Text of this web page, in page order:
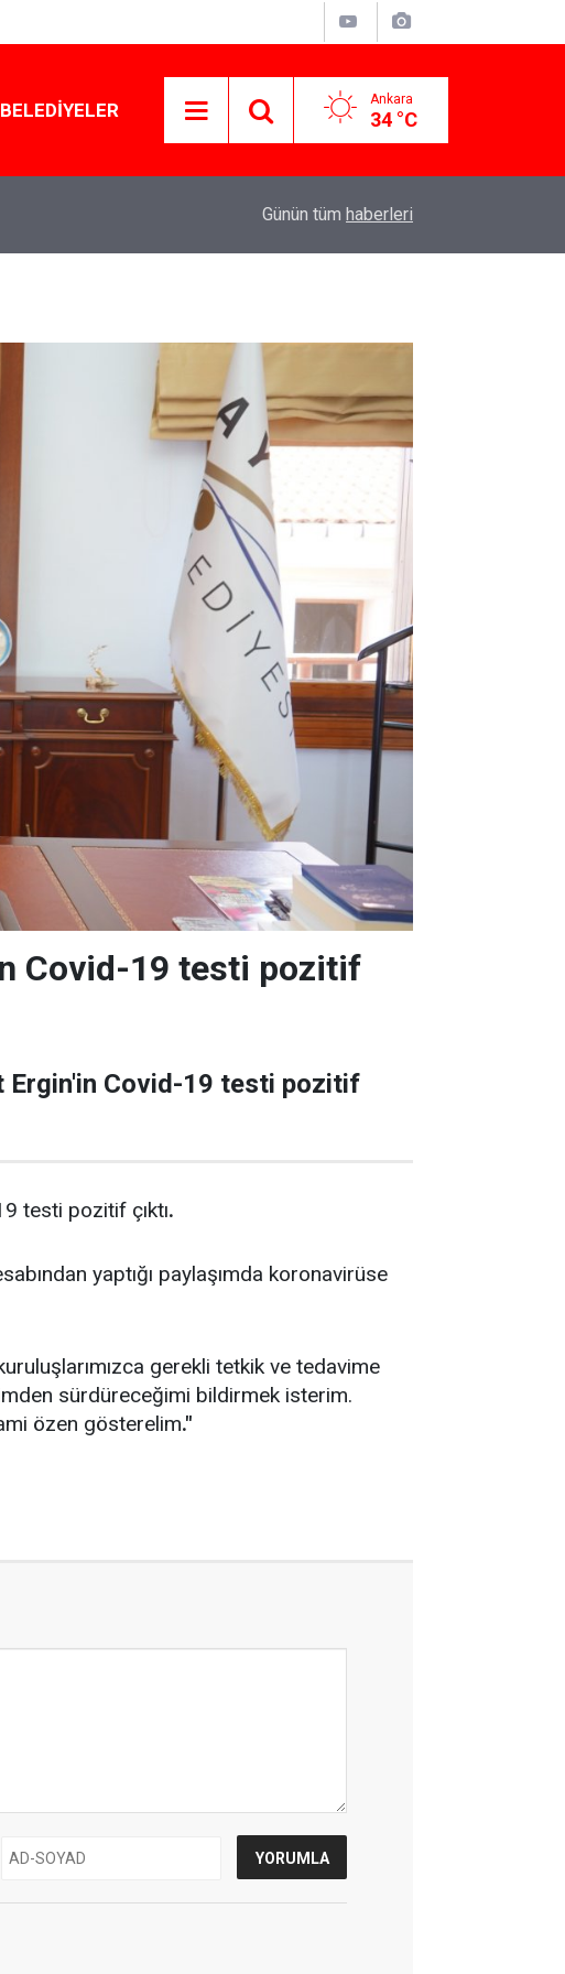
BELEDIYELER Ankara
34 °C
Yusuf Tekin açıkladı: YKS değişecek mi?
Günün tüm haberleri
Covid-19 testi pozitif
Ergin'in Covid-19 testi pozitif
testi pozitif çıktı.
yaptığı paylaşımda koronavirüse
gerekli tetkik ve tedavime
sürdüreceğimi bildirmek isterim.
özen gösterelim."